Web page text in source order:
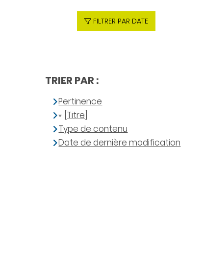
FILTRER PAR DATE
TRIER PAR :
Pertinence
[Titre]
Type de contenu
Date de dernière modification